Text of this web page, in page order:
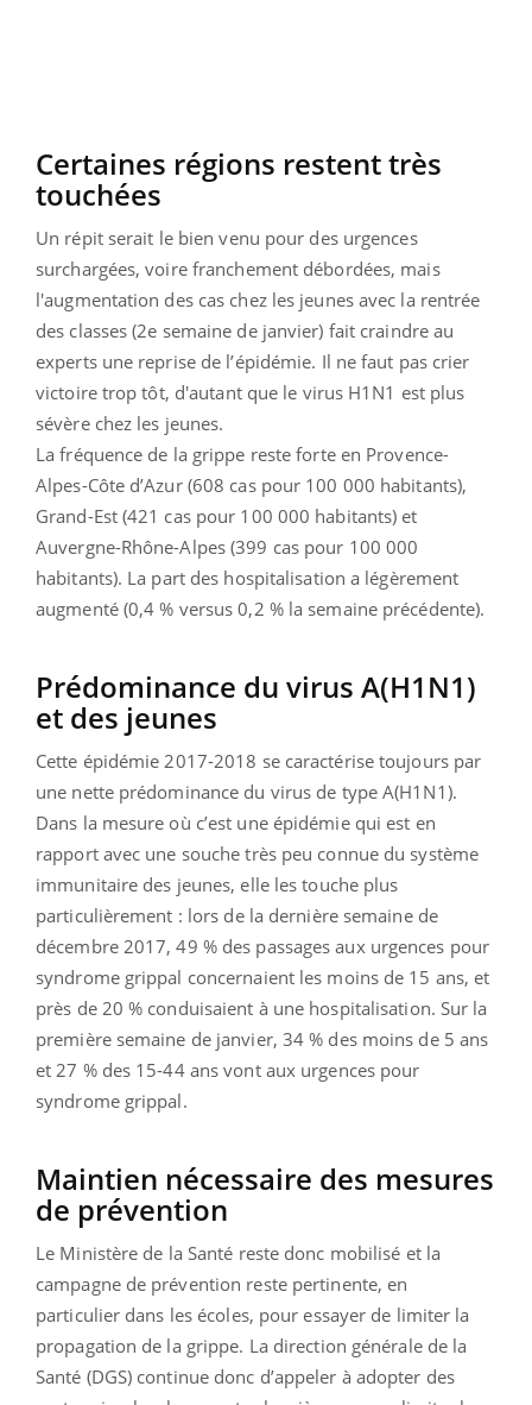
Certaines régions restent très
touchées
Un répit serait le bien venu pour des urgences
surchargées, voire franchement débordées, mais
l'augmentation des cas chez les jeunes avec la rentrée
des classes (2e semaine de janvier) fait craindre au
experts une reprise de l’épidémie. Il ne faut pas crier
victoire trop tôt, d'autant que le virus H1N1 est plus
sévère chez les jeunes.
La fréquence de la grippe reste forte en Provence-
Alpes-Côte d’Azur (608 cas pour 100 000 habitants),
Grand-Est (421 cas pour 100 000 habitants) et
Auvergne-Rhône-Alpes (399 cas pour 100 000
habitants). La part des hospitalisation a légèrement
augmenté (0,4 % versus 0,2 % la semaine précédente).
Prédominance du virus A(H1N1)
et des jeunes
Cette épidémie 2017-2018 se caractérise toujours par
une nette prédominance du virus de type A(H1N1).
Dans la mesure où c’est une épidémie qui est en
rapport avec une souche très peu connue du système
immunitaire des jeunes, elle les touche plus
particulièrement : lors de la dernière semaine de
décembre 2017, 49 % des passages aux urgences pour
syndrome grippal concernaient les moins de 15 ans, et
près de 20 % conduisaient à une hospitalisation. Sur la
première semaine de janvier, 34 % des moins de 5 ans
et 27 % des 15-44 ans vont aux urgences pour
syndrome grippal.
Maintien nécessaire des mesures
de prévention
Le Ministère de la Santé reste donc mobilisé et la
campagne de prévention reste pertinente, en
particulier dans les écoles, pour essayer de limiter la
propagation de la grippe. La direction générale de la
Santé (DGS) continue donc d’appeler à adopter des